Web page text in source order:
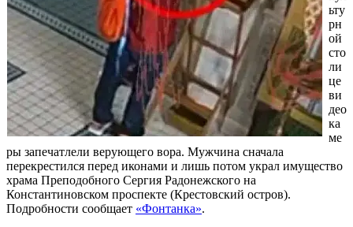
ьту
рн
ой
сто
ли
це
ви
део
ка
ме
ры запечатлели верующего вора. Мужчина сначала
перекрестился перед иконами и лишь потом украл имущество
храма Преподобного Сергия Радонежского на
Константиновском проспекте (Крестовский остров).
Подробности сообщает «Фонтанка».